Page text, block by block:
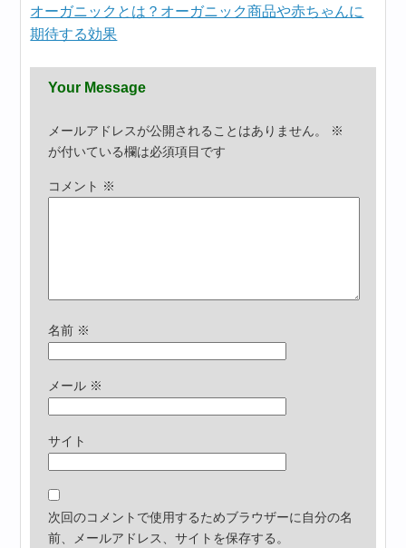
オーガニックとは？オーガニック商品や赤ちゃんに
期待する効果
Your Message
メールアドレスが公開されることはありません。
※
が付いている欄は必須項目です
コメント ※
名前 ※
メール ※
サイト
次回のコメントで使用するためブラウザーに自分の名
前、メールアドレス、サイトを保存する。